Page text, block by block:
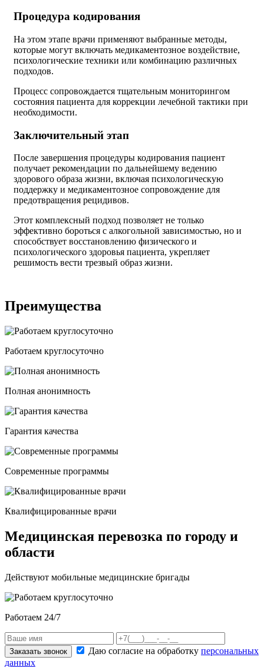
Процедура кодирования
На этом этапе врачи применяют выбранные методы,
которые могут включать медикаментозное воздействие,
психологические техники или комбинацию различных
подходов.
Процесс сопровождается тщательным мониторингом
состояния пациента для коррекции лечебной тактики при
необходимости.
Заключительный этап
После завершения процедуры кодирования пациент
получает рекомендации по дальнейшему ведению
здорового образа жизни, включая психологическую
поддержку и медикаментозное сопровождение для
предотвращения рецидивов.
Этот комплексный подход позволяет не только
эффективно бороться с алкогольной зависимостью, но и
способствует восстановлению физического и
психологического здоровья пациента, укрепляет
решимость вести трезвый образ жизни.
Преимущества
Работаем круглосуточно
Полная анонимность
Гарантия качества
Современные программы
Квалифицированные врачи
Медицинская перевозка по городу и
области
Действуют мобильные медицинские бригады
Работаем 24/7
Заказать звонок Даю согласие на обработку персональных
данных